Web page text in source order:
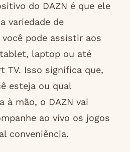
do DAZN é que ele
variedade de
pode assistir aos
laptop ou até
TV. Isso significa que,
esteja ou qual
à mão, o DAZN vai
ao vivo os jogos
conveniência.